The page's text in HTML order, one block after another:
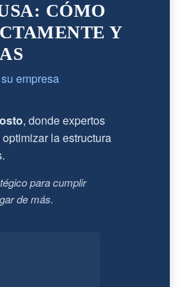
CÓMO
Y
empresa
, donde expertos
la estructura
para cumplir
de más.